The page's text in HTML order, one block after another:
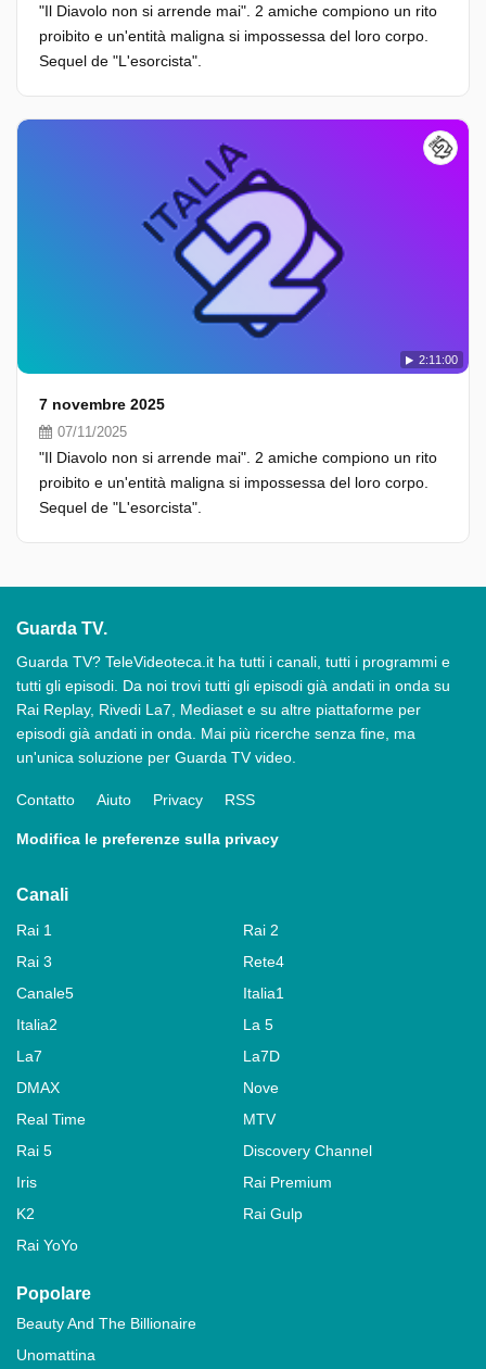
"Il Diavolo non si arrende mai". 2 amiche compiono un rito
proibito e un'entità maligna si impossessa del loro corpo.
Sequel de "L'esorcista".
2:11:00
7 novembre 2025
07/11/2025
"Il Diavolo non si arrende mai". 2 amiche compiono un rito
proibito e un'entità maligna si impossessa del loro corpo.
Sequel de "L'esorcista".
Guarda TV.
Guarda TV? TeleVideoteca.it ha tutti i canali, tutti i programmi e
tutti gli episodi. Da noi trovi tutti gli episodi già andati in onda su
Rai Replay, Rivedi La7, Mediaset e su altre piattaforme per
episodi già andati in onda. Mai più ricerche senza fine, ma
un'unica soluzione per Guarda TV video.
Contatto Aiuto Privacy RSS
Modifica le preferenze sulla privacy
Canali
Rai 1
Rai 2
Rai 3
Rete4
Canale5
Italia1
Italia2
La 5
La7
La7D
DMAX
Nove
Real Time
MTV
Rai 5
Discovery Channel
Iris
Rai Premium
K2
Rai Gulp
Rai YoYo
Popolare
Beauty And The Billionaire
Unomattina